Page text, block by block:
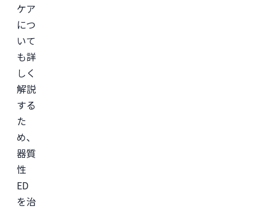
ケア
につ
いて
も詳
しく
解説
する
た
め、
器質
性
ED
を治